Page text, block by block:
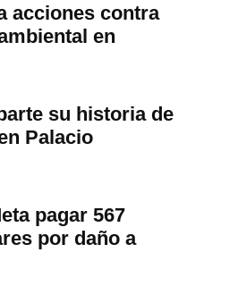
acciones contra
en
su historia de
Palacio
pagar 567
por daño a